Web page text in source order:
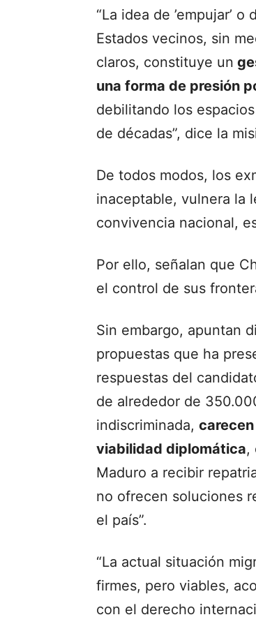
“La idea de ’empujar’
Estados vecinos, sin
claros, constituye un
una forma de presión
debilitando los
de décadas”, dice la
De todos modos, los
inaceptable, vulnera la
convivencia nacional,
Por ello, señalan que
el control de sus
Sin embargo, apuntan
propuestas que ha
respuestas del
de alrededor de
indiscriminada,
viabilidad diplomática,
Maduro a recibir
no ofrecen soluciones
el país”.
“La actual situación
firmes, pero viables,
con el derecho